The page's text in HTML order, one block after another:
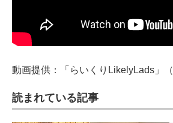
動画提供：「らいくりLikelyLads」（
読まれている記事